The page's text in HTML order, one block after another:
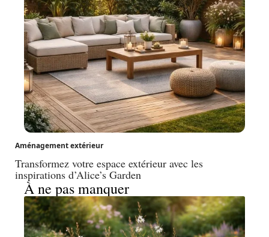
Aménagement extérieur
Transformez votre espace extérieur avec les
inspirations d’Alice’s Garden
À ne pas manquer